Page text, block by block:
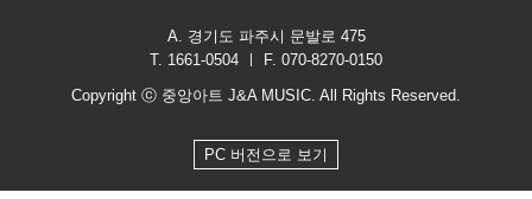
A. 경기도 파주시 문발로 475
T. 1661-0504 ㅣ F. 070-8270-0150
Copyright ⓒ 중앙아트 J&A MUSIC. All Rights Reserved.
PC 버전으로 보기